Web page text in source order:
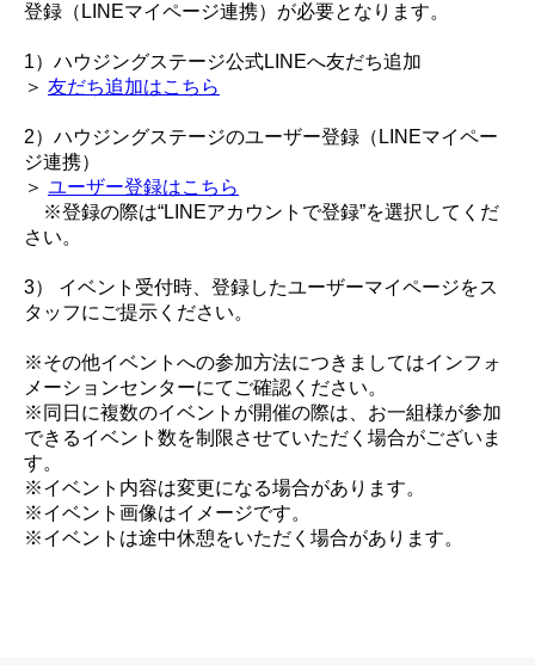
登録（LINEマイページ連携）が必要となります。
1）ハウジングステージ公式LINEへ友だち追加
＞ 友だち追加はこちら
2）ハウジングステージのユーザー登録（LINEマイペー
ジ連携）
＞ ユーザー登録はこちら
※登録の際は“LINEアカウントで登録”を選択してくだ
さい。
3） イベント受付時、登録したユーザーマイページをス
タッフにご提示ください。
※その他イベントへの参加方法につきましてはインフォ
メーションセンターにてご確認ください。
※同日に複数のイベントが開催の際は、お一組様が参加
できるイベント数を制限させていただく場合がございま
す。
※イベント内容は変更になる場合があります。
※イベント画像はイメージです。
※イベントは途中休憩をいただく場合があります。